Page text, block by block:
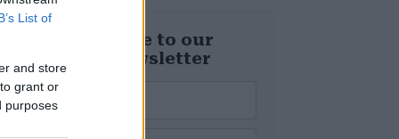
List of
and store
grant or
purposes
Subscribe to our
daily newsletter